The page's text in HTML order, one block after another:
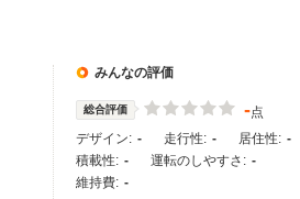
みんなの評価
総合評価 -点
デザイン: - 走行性: - 居住性: -
積載性: - 運転のしやすさ: -
維持費: -